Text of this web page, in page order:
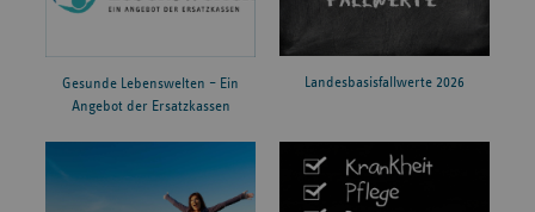
Gesunde Lebenswelten – Ein
Angebot der Ersatzkassen
Landesbasisfallwerte 2026